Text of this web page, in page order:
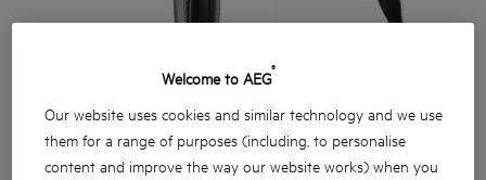
Welcome to AEG®
Our website uses cookies and similar technology and we use
them for a range of purposes (including, to personalise
content and improve the way our website works) when you